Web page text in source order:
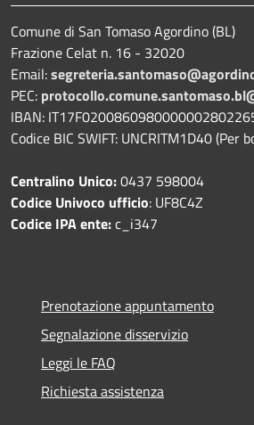
Comune di San Tomaso Agordino (BL)
Frazione Celat n. 16 - 32020
Email:
PEC:
IBAN:
Codice BIC SWIFT: UNCRITM1D40 (Per
Centralino Unico:0437 598004
Codice Univoco ufficio: UF8C4Z
Codice IPA ente:c_i347
Prenotazione appuntamento
Segnalazione disservizio
Leggi le FAQ
Richiesta assistenza